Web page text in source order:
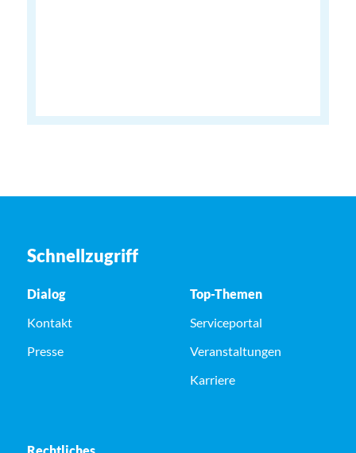
Schnellzugriff
Dialog
Kontakt
Presse
Top-Themen
Serviceportal
Veranstaltungen
Karriere